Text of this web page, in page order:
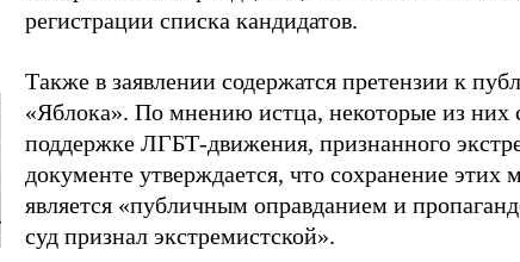
регистрации списка кандидатов.
Также в заявлении содержатся претензии к
«Яблока». По мнению истца, некоторые из них
поддержке ЛГБТ-движения, признанного
документе утверждается, что сохранение этих
является «публичным оправданием и
суд признал экстремистской».